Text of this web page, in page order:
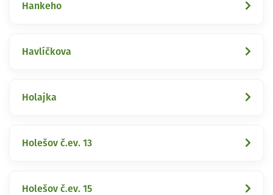
Hankeho
Havlíčkova
Holajka
Holešov č.ev. 13
Holešov č.ev. 15